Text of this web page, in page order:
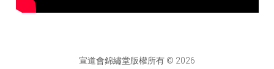
宣道會錦繡堂版權所有 © 2026